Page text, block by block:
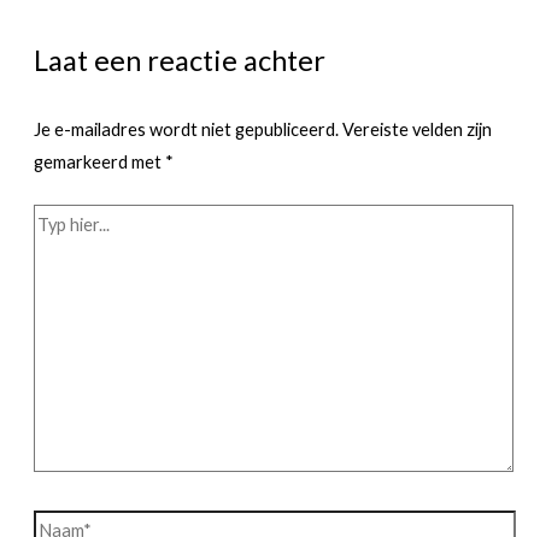
Laat een reactie achter
Je e-mailadres wordt niet gepubliceerd.Vereiste velden zijn
gemarkeerd met *
Typ
Naam*